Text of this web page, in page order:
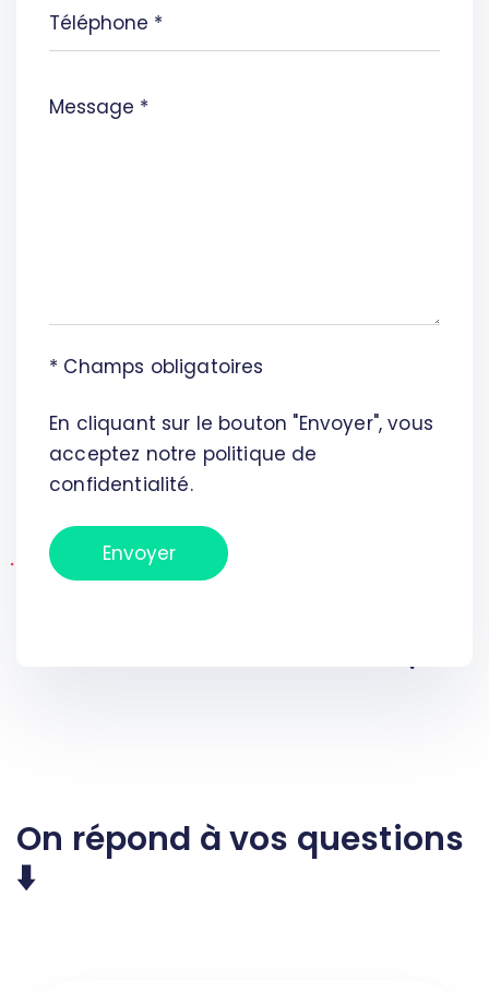
* Champs obligatoires
En cliquant sur le bouton "Envoyer", vous
acceptez notre politique de
confidentialité.
On répond à vos questions
⬇️